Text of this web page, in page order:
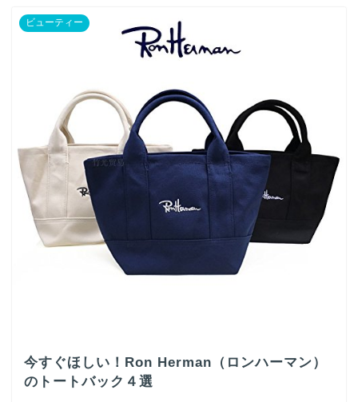
ビューティー
今すぐほしい！Ron Herman（ロンハーマン）
のトートバック４選